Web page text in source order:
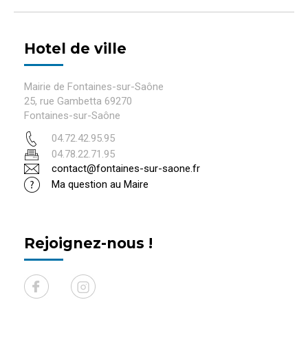
Hotel de ville
Mairie de Fontaines-sur-Saône
25, rue Gambetta 69270
Fontaines-sur-Saône
04.72.42.95.95
04.78.22.71.95
contact@fontaines-sur-saone.fr
Ma question au Maire
Rejoignez-nous !